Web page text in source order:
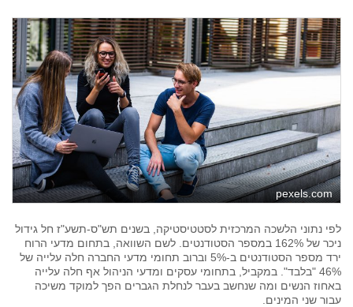
pexels.com
לפי נתוני הלשכה המרכזית לסטטיסטיקה, בשנים תש"ס-תשע"ז חל גידול
ניכר של 162% במספר הסטודנטים. לשם השוואה, בתחום מדעי הרוח
ירד מספר הסטודנטים ב-5% וברוב תחומי מדעי החברה חלה עלייה של
46% "בלבד". במקביל, בתחומי עסקים ומדעי הניהול אף חלה עלייה
באחוז הנשים ומה שנחשב בעבר לנחלת הגברים הפך למוקד משיכה
עבור שני המינים.